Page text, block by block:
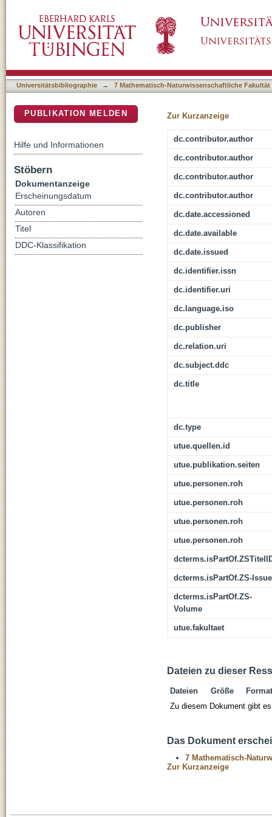
task with visual and auditory distractor
Universitätsbibliographie → 7 Mathematisch-Naturwissenschaftliche Fakultät
Zur Kurzanzeige
dc.contributor.author
dc.contributor.author
dc.contributor.author
dc.contributor.author
dc.date.accessioned
dc.date.available
dc.date.issued
dc.identifier.issn
dc.identifier.uri
dc.language.iso
dc.publisher
dc.relation.uri
dc.subject.ddc
dc.title
dc.type
utue.quellen.id
utue.publikation.seiten
utue.personen.roh
utue.personen.roh
utue.personen.roh
utue.personen.roh
dcterms.isPartOf.ZS-Issue
dcterms.isPartOf.ZS-
Volume
utue.fakultaet
Dateien zu dieser
Dateien Größe
Format
Zu diesem Dokument gibt
Das Dokument
7 Mathematisch-
Zur Kurzanzeige
PUBLIKATION MELDEN
Hilfe und Informationen
Stöbern
Dokumentanzeige
Erscheinungsdatum
Autoren
Titel
DDC-Klassifikation